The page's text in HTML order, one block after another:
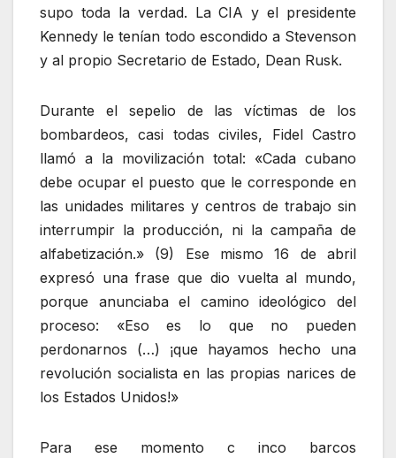
supo toda la verdad. La CIA y el presidente
Kennedy le tenían todo escondido a Stevenson
y al propio Secretario de Estado, Dean Rusk.
Durante el sepelio de las víctimas de los
bombardeos, casi todas civiles, Fidel Castro
llamó a la movilización total: «Cada cubano
debe ocupar el puesto que le corresponde en
las unidades militares y centros de trabajo sin
interrumpir la producción, ni la campaña de
alfabetización.» (9) Ese mismo 16 de abril
expresó una frase que dio vuelta al mundo,
porque anunciaba el camino ideológico del
proceso: «Eso es lo que no pueden
perdonarnos (…) ¡que hayamos hecho una
revolución socialista en las propias narices de
los Estados Unidos!»
Para ese momento c inco barcos